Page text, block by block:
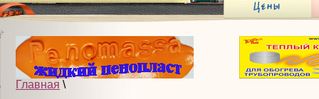
Главная \